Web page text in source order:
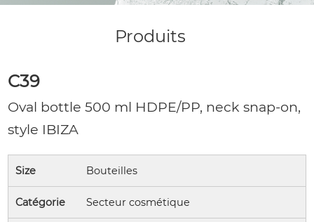
Produits
C39
Oval bottle 500 ml HDPE/PP, neck snap-on,
style IBIZA
Size Bouteilles
Catégorie Secteur cosmétique